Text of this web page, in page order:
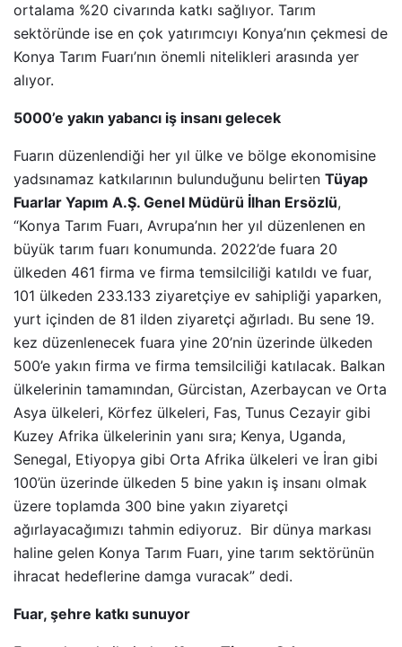
ortalama %20 civarında katkı sağlıyor. Tarım
sektöründe ise en çok yatırımcıyı Konya’nın çekmesi de
Konya Tarım Fuarı’nın önemli nitelikleri arasında yer
alıyor.
5000’e yakın yabancı iş insanı gelecek
Fuarın düzenlendiği her yıl ülke ve bölge ekonomisine
yadsınamaz katkılarının bulunduğunu belirten Tüyap
Fuarlar Yapım A.Ş. Genel Müdürü İlhan Ersözlü,
“Konya Tarım Fuarı, Avrupa’nın her yıl düzenlenen en
büyük tarım fuarı konumunda. 2022’de fuara 20
ülkeden 461 firma ve firma temsilciliği katıldı ve fuar,
101 ülkeden 233.133 ziyaretçiye ev sahipliği yaparken,
yurt içinden de 81 ilden ziyaretçi ağırladı. Bu sene 19.
kez düzenlenecek fuara yine 20’nin üzerinde ülkeden
500’e yakın firma ve firma temsilciliği katılacak. Balkan
ülkelerinin tamamından, Gürcistan, Azerbaycan ve Orta
Asya ülkeleri, Körfez ülkeleri, Fas, Tunus Cezayir gibi
Kuzey Afrika ülkelerinin yanı sıra; Kenya, Uganda,
Senegal, Etiyopya gibi Orta Afrika ülkeleri ve İran gibi
100’ün üzerinde ülkeden 5 bine yakın iş insanı olmak
üzere toplamda 300 bine yakın ziyaretçi
ağırlayacağımızı tahmin ediyoruz. Bir dünya markası
haline gelen Konya Tarım Fuarı, yine tarım sektörünün
ihracat hedeflerine damga vuracak” dedi.
Fuar, şehre katkı sunuyor